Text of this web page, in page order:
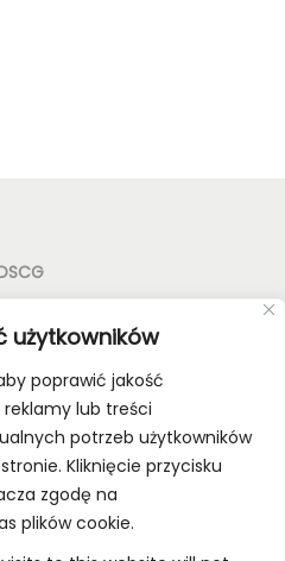
użytkowników
poprawić jakość
lub treści
potrzeb użytkowników
Kliknięcie przycisku
zgodę na
plików cookie.
życia!
dołącz do naszych mediów